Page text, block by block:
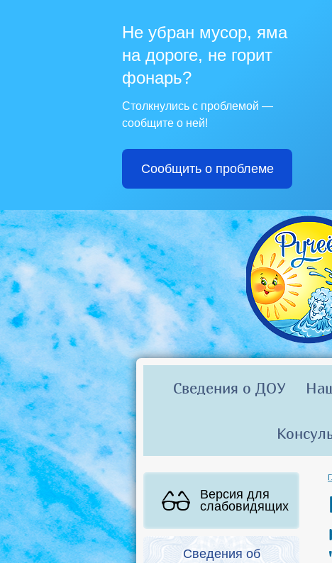
Не убран мусор, яма
на дороге, не горит
фонарь?
Столкнулись с проблемой —
сообщите о ней!
Сообщить о проблеме
Сведения о ДОУ
Версия для
слабовидящих
Сведения об